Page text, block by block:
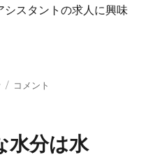
シスタントの求人に興味
大
子
ど
コメント
水分は水